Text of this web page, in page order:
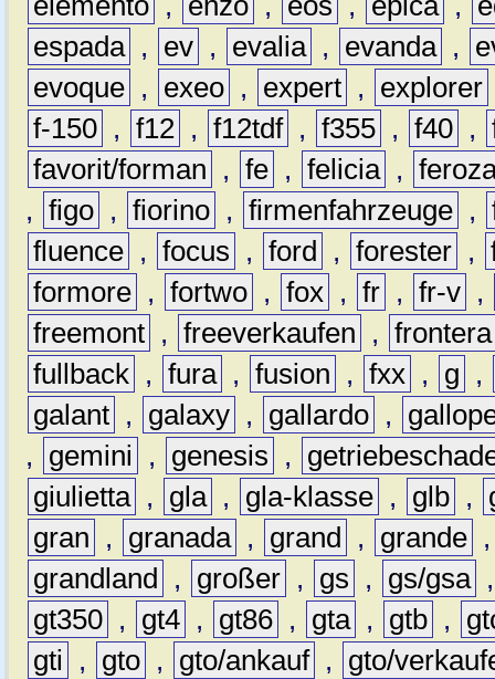
espada , ev , evalia , evanda ,
evoque , exeo , expert , explorer
f-150 , f12 , f12tdf , f355 , f40 ,
favorit/forman
, fe , felicia ,
, figo , fiorino , firmenfahrzeuge ,
fluence , focus , ford , forester ,
formore , fortwo , fox , fr , fr-v ,
freemont , freeverkaufen , frontera
fullback , fura , fusion , fxx , g
,
galant , galaxy , gallardo ,
,
gemini , genesis ,
giulietta , gla , gla-klasse , glb ,
gran
, granada , grand , grande
grandland
, großer , gs , gs/gsa
gt350 , gt4 , gt86 , gta , gtb ,
gti
, gto , gto/ankauf ,
gto/